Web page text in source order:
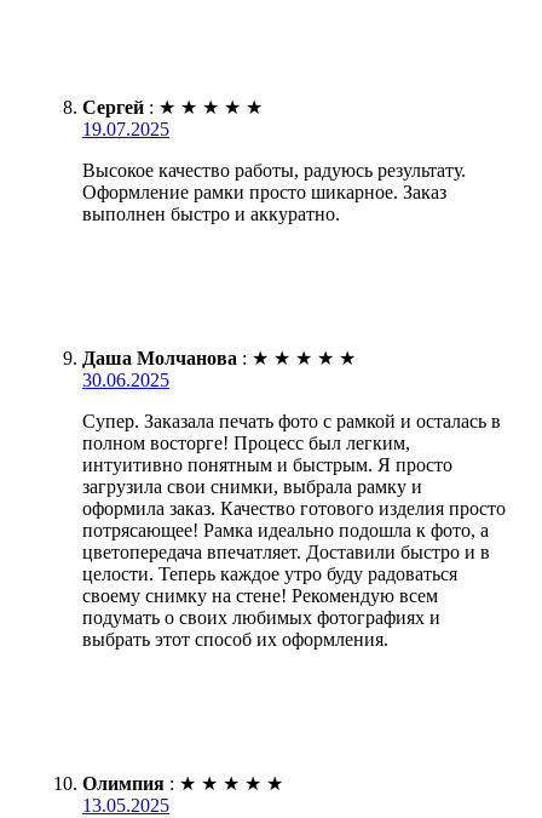
Сергей : ★ ★ ★ ★ ★
19.07.2025
Высокое качество работы, радуюсь результату.
Оформление рамки просто шикарное. Заказ
выполнен быстро и аккуратно.
Даша Молчанова : ★ ★ ★ ★ ★
30.06.2025
Супер. Заказала печать фото с рамкой и осталась в
полном восторге! Процесс был легким,
интуитивно понятным и быстрым. Я просто
загрузила свои снимки, выбрала рамку и
оформила заказ. Качество готового изделия просто
потрясающее! Рамка идеально подошла к фото, а
цветопередача впечатляет. Доставили быстро и в
целости. Теперь каждое утро буду радоваться
своему снимку на стене! Рекомендую всем
подумать о своих любимых фотографиях и
выбрать этот способ их оформления.
Олимпия : ★ ★ ★ ★ ★
13.05.2025